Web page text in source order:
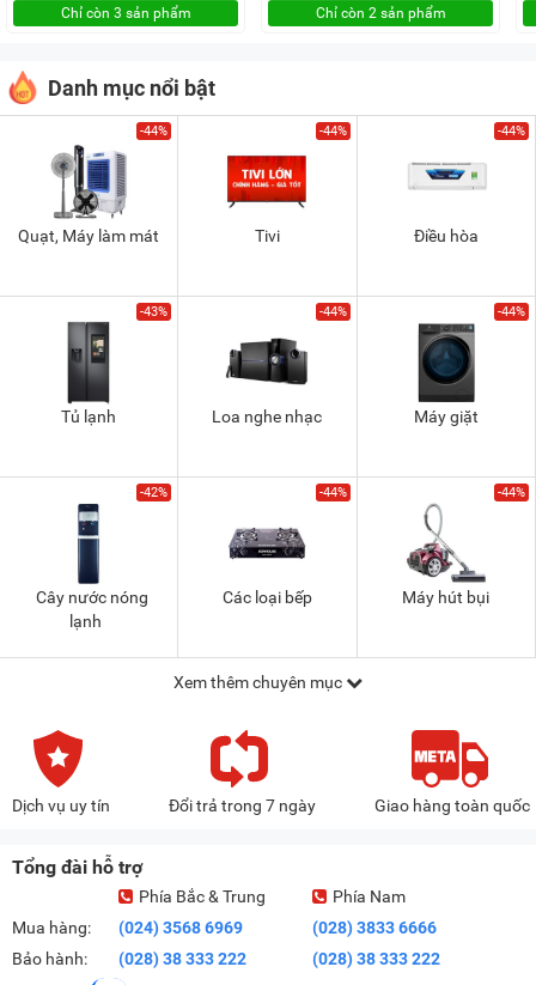
Chỉ còn 3 sản phẩm Chỉ còn 2 sản phẩm
Danh mục nổi bật
-44%
Quạt, Máy làm mát
-44%
Tivi
-44%
Điều hòa
-43%
Tủ lạnh
-44%
Loa nghe nhạc
-44%
Máy giặt
-42%
Cây nước nóng
lạnh
-44%
Các loại bếp
-44%
Máy hút bụi
Xem thêm chuyên mục
Dịch vụ uy tín Đổi trả trong 7 ngày Giao hàng toàn quốc
Tổng đài hỗ trợ
Mua hàng:
Bảo hành:
Phía Bắc & Trung
(024) 3568 6969
(028) 38 333 222
Phía Nam
(028) 3833 6666
(028) 38 333 222